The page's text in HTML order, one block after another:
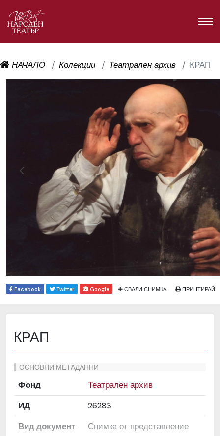
НАЧАЛО Колекции Театрален архив КРАП
Facebook Twitter Google СВАЛИ СНИМКА ПРИНТИРАЙ
КРАП
ОСНОВНИ МЕТАДАННИ
Фонд
Театрален архив
ИД
26283
Вид документ
Снимка от представление